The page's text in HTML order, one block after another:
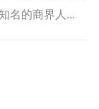
名的商界人...